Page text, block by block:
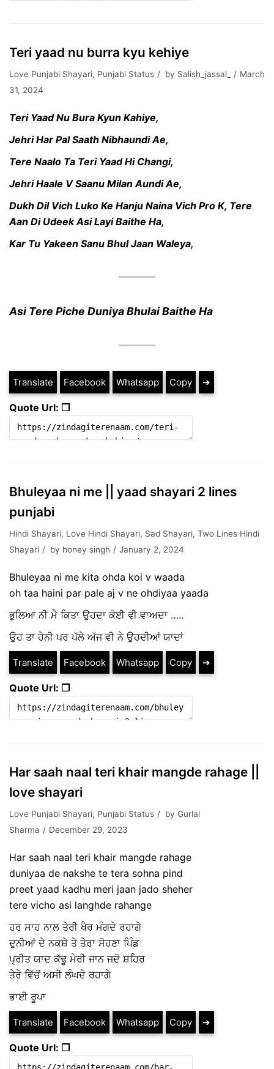
Teri yaad nu burra kyu kehiye
Love Punjabi Shayari, Punjabi Status by Salish_jassal_
March
31, 2024
Teri Yaad Nu Bura Kyun Kahiye,
Jehri Har Pal Saath Nibhaundi Ae,
Tere Naalo Ta Teri Yaad Hi Changi,
Jehri Haale V Saanu Milan Aundi Ae,
Dukh Dil Vich Luko Ke Hanju Naina Vich Pro K, Tere
Aan Di Udeek Asi Layi Baithe Ha,
Kar Tu Yakeen Sanu Bhul Jaan Waleya,
Asi Tere Piche Duniya Bhulai Baithe Ha
Translate Facebook Whatsapp Copy ➔
Quote Url: ❐
Bhuleyaa ni me || yaad shayari 2 lines
punjabi
Hindi Shayari, Love Hindi Shayari, Sad Shayari, Two Lines Hindi
Shayari
by honey singh January 2, 2024
Bhuleyaa ni me kita ohda koi v waada
oh taa haini par pale aj v ne ohdiyaa yaada
ਭੁਲਿਆ ਨੀ ਮੈ ਕਿਤਾ ਉਹਦਾ ਕੋਈ ਵੀ ਵਾਅਦਾ …..
ਉਹ ਤਾ ਹੇਨੀ ਪਰ ਪੱਲੇ ਅੱਜ ਵੀ ਨੇ ਉਹਦੀਆਂ ਯਾਦਾਂ
Translate Facebook Whatsapp Copy ➔
Quote Url: ❐
Har saah naal teri khair mangde rahage ||
love shayari
Love Punjabi Shayari, Punjabi Status by Gurlal
Sharma
December 29, 2023
Har saah naal teri khair mangde rahage
duniyaa de nakshe te tera sohna pind
preet yaad kadhu meri jaan jado sheher
tere vicho asi langhde rahange
ਹਰ ਸਾਹ ਨਾਲ ਤੇਰੀ ਖੈਰ ਮੰਗਦੇ ਰਹਾਗੇ
ਦੁਨੀਆਂ ਦੇ ਨਕਸ਼ੇ ਤੇ ਤੇਰਾ ਸੋਹਣਾ ਪਿੰਡ
ਪ੍ਰੀਤ ਯਾਦ ਕੱਢੂ ਮੇਰੀ ਜਾਨ ਜਦੋ ਸ਼ਹਿਰ
ਤੇਰੇ ਵਿੱਚੋਂ ਅਸੀ ਲੰਘਦੇ ਰਹਾਗੇ
ਭਾਈ ਰੂਪਾ
Translate Facebook Whatsapp Copy ➔
Quote Url: ❐